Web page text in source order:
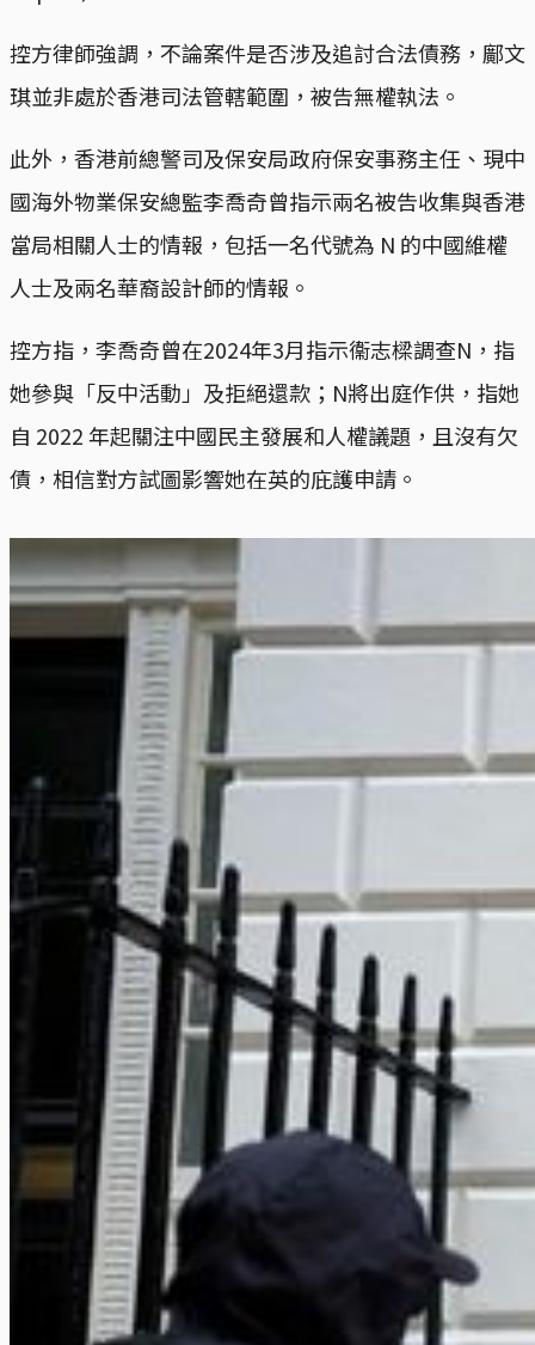
控方律師強調，不論案件是否涉及追討合法債務，鄺文
琪並非處於香港司法管轄範圍，被告無權執法。
此外，香港前總警司及保安局政府保安事務主任、現中
國海外物業保安總監李喬奇曾指示兩名被告收集與香港
當局相關人士的情報，包括一名代號為 N 的中國維權
人士及兩名華裔設計師的情報。
控方指，李喬奇曾在2024年3月指示衞志樑調查N，指
她參與「反中活動」及拒絕還款；N將出庭作供，指她
自 2022 年起關注中國民主發展和人權議題，且沒有欠
債，相信對方試圖影響她在英的庇護申請。